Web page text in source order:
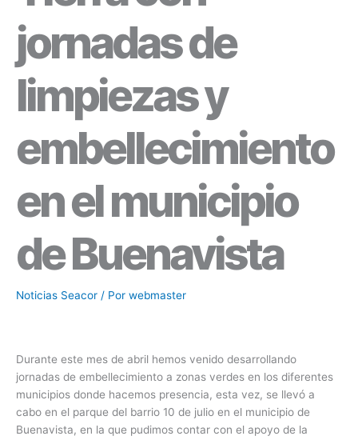
jornadas de
limpiezas y
embellecimiento
en el municipio
de Buenavista
Noticias Seacor / Por webmaster
Durante este mes de abril hemos venido desarrollando
jornadas de embellecimiento a zonas verdes en los diferentes
municipios donde hacemos presencia, esta vez, se llevó a
cabo en el parque del barrio 10 de julio en el municipio de
Buenavista, en la que pudimos contar con el apoyo de la